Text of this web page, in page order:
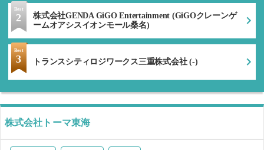
Best
2
株式会社GENDA GiGO Entertainment (GiGOクレーンゲ
ームオアシスイオンモール桑名)
Best
3 トランスシティロジワークス三重株式会社 (-)
株式会社トーマ東海